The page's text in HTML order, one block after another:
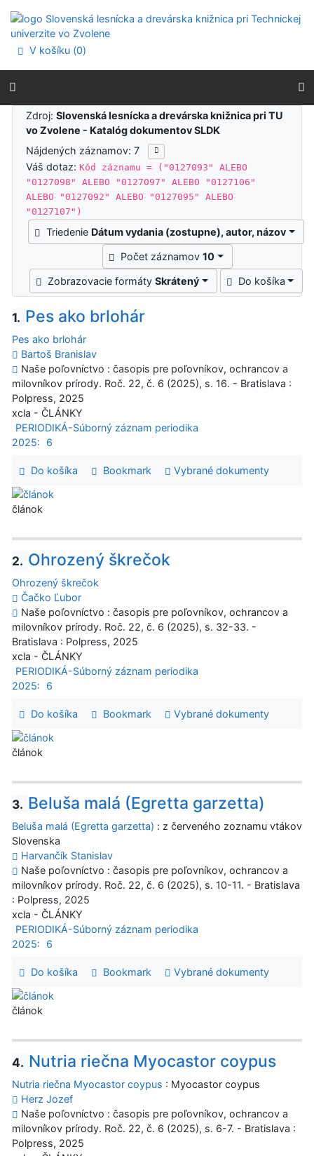
Prejsť na menu
Prehlásenie o webovej prístupnosti
V košíku (0)
Výsledky vyhľadávania
Zdroj:Slovenská lesnícka a drevárska knižnica pri TU
vo Zvolene - Katalóg dokumentov SLDK
Nájdených záznamov: 7
Váš dotaz:Kód záznamu = ("0127093" ALEBO
"0127098" ALEBO "0127097" ALEBO "0127106"
ALEBO "0127092" ALEBO "0127095" ALEBO
"0127107")
Triedenie Dátum vydania (zostupne), autor, názov
Počet záznamov10
Zobrazovacie formátySkrátený Do košíka
1. Pes ako brlohár
Pes ako brlohár
Bartoš Branislav
Naše poľovníctvo : časopis pre poľovníkov, ochrancov a
milovníkov prírody. Roč. 22, č. 6 (2025), s. 16. - Bratislava :
Polpress, 2025
xcla - ČLÁNKY
PERIODIKÁ-Súborný záznam periodika
2025:
6
Do košíka Bookmark Vybrané dokumenty
článok
2. Ohrozený škrečok
Ohrozený škrečok
Čačko Ľubor
Naše poľovníctvo : časopis pre poľovníkov, ochrancov a
milovníkov prírody. Roč. 22, č. 6 (2025), s. 32-33. -
Bratislava : Polpress, 2025
xcla - ČLÁNKY
PERIODIKÁ-Súborný záznam periodika
2025:
6
Do košíka Bookmark Vybrané dokumenty
článok
3. Beluša malá (Egretta garzetta)
Beluša malá (Egretta garzetta) : z červeného zoznamu vtákov
Slovenska
Harvančík Stanislav
Naše poľovníctvo : časopis pre poľovníkov, ochrancov a
milovníkov prírody. Roč. 22, č. 6 (2025), s. 10-11. - Bratislava
: Polpress, 2025
xcla - ČLÁNKY
PERIODIKÁ-Súborný záznam periodika
2025:
6
Do košíka Bookmark Vybrané dokumenty
článok
4. Nutria riečna Myocastor coypus
Nutria riečna Myocastor coypus : Myocastor coypus
Herz Jozef
Naše poľovníctvo : časopis pre poľovníkov, ochrancov a
milovníkov prírody. Roč. 22, č. 6 (2025), s. 6-7. - Bratislava :
Polpress, 2025